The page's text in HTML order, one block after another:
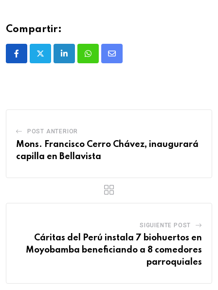
Compartir:
POST ANTERIOR
Mons. Francisco Cerro Chávez, inaugurará
capilla en Bellavista
SIGUIENTE POST
Cáritas del Perú instala 7 biohuertos en
Moyobamba beneficiando a 8 comedores
parroquiales